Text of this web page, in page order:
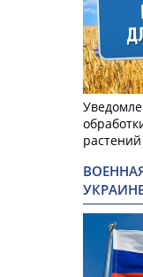
растений